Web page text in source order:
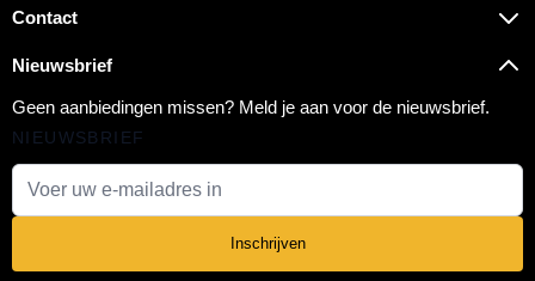
Contact
Nieuwsbrief
Geen aanbiedingen missen? Meld je aan voor de nieuwsbrief.
NIEUWSBRIEF
Inschrijven